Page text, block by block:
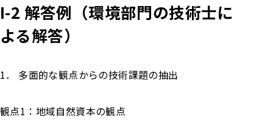
I-2 解答例（環境部門の技術士に
よる解答）
1． 多面的な観点からの技術課題の抽出
観点1：地域自然資本の観点